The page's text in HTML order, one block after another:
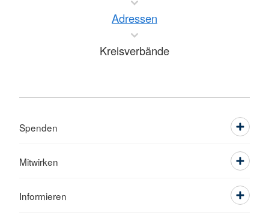
Adressen
Kreisverbände
Spenden
Mitwirken
Informieren